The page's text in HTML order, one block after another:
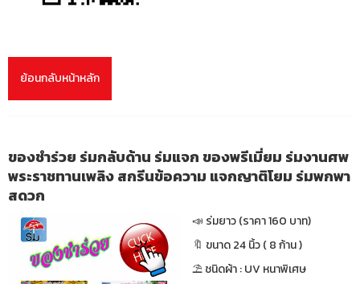
ย้อนกลับหน้าหลัก
ของชำร่วย ร่มกลับด้าน ร่มแจก ของพรีเมี่ยม ร่มงานศพ
พระราชทานเพลิง สกรีนข้อความ แจกญาติโยม ร่มพกพา
สดวก
📣 ร่มยาว (ราคา 160 บาท)
🔖 ขนาด 24 นิ้ว ( 8 ก้าน )
⛱ ชนิดผ้า : UV หนาพิเศษ